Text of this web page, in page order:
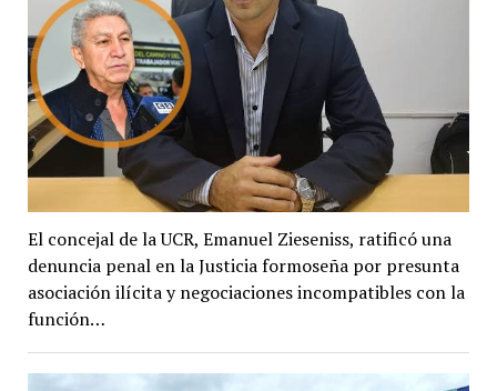
El concejal de la UCR, Emanuel Zieseniss, ratificó una
denuncia penal en la Justicia formoseña por presunta
asociación ilícita y negociaciones incompatibles con la
función…